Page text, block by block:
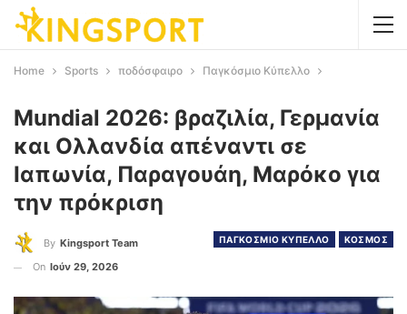
Home Sports ποδόσφαιρο Παγκόσμιο Κύπελλο
Mundial 2026: βραζιλία, Γερμανία
και Ολλανδία απέναντι σε
Ιαπωνία, Παραγουάη, Μαρόκο για
την πρόκριση
ΠΑΓΚΟΣΜΙΟ ΚΥΠΕΛΛΟ ΚΟΣΜΟΣ
By Kingsport Team
On Ιούν 29, 2026